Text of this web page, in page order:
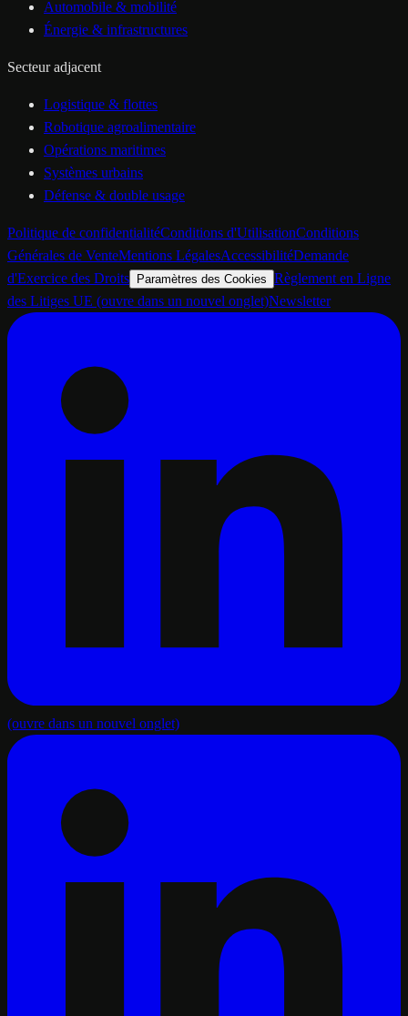
Automobile & mobilité
Énergie & infrastructures
Secteur adjacent
Logistique & flottes
Robotique agroalimentaire
Opérations maritimes
Systèmes urbains
Défense & double usage
Politique de confidentialitéConditions d'UtilisationConditions
Générales de VenteMentions LégalesAccessibilitéDemande
d'Exercice des Droits
Paramètres des Cookies Règlement en Ligne
des Litiges UE (ouvre dans un nouvel onglet)Newsletter
(ouvre dans un nouvel onglet)